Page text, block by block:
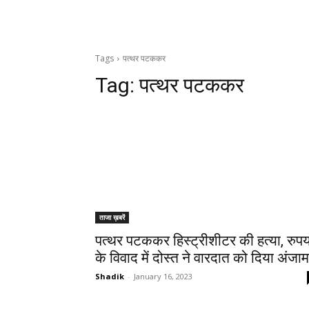
Tags पत्थर पटककर
Tag:पत्थर पटककर
ताजा ख़बरें
पत्थर पटककर हिस्ट्रीशीटर की हत्या,
के विवाद में दोस्त ने वारदात को दिया अंजाम
Shadik - January 16, 2023